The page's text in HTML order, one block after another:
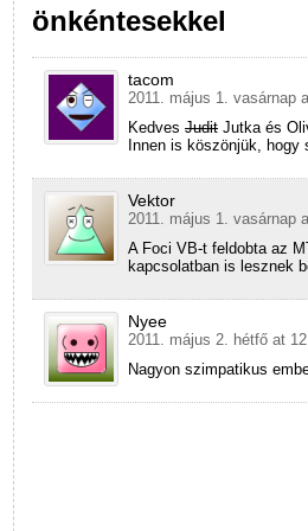
önkéntesekkel
tacom
2011. május 1. vasárnap
Kedves Judit Jutka és
Innen is köszönjük, hogy
Vektor
2011. május 1. vasárnap
A Foci VB-t feldobta az
kapcsolatban is lesznek
Nyee
2011. május 2. hétfő at
Nagyon szimpatikus